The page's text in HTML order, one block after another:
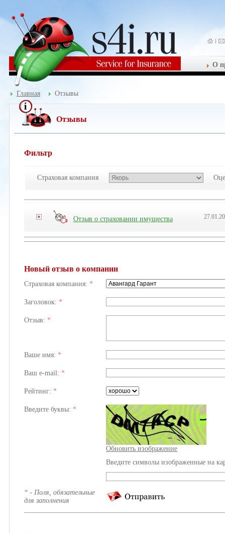
О
Главная Отзывы
Отзывы
Фильтр
Страховая компания
Отзыв о страховании имущества
Новый отзыв о компании
Страховая компания: *
Заголовок: *
Отзыв: *
Ваше имя: *
Ваш e-mail: *
Рейтинг: *
Введите буквы: *
Обновить изображение
Введите символы изображенные на
* - Поля, обязательные
для заполнения